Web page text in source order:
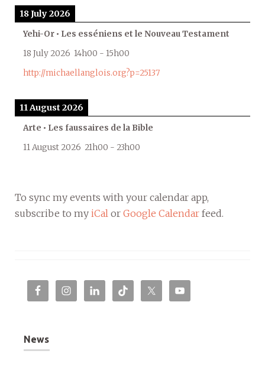
18 July 2026
Yehi-Or • Les esséniens et le Nouveau Testament
18 July 2026 14h00 - 15h00
http://michaellanglois.org?p=25137
11 August 2026
Arte • Les faussaires de la Bible
11 August 2026 21h00 - 23h00
To sync my events with your calendar app,
subscribe to my iCal or Google Calendar feed.
News